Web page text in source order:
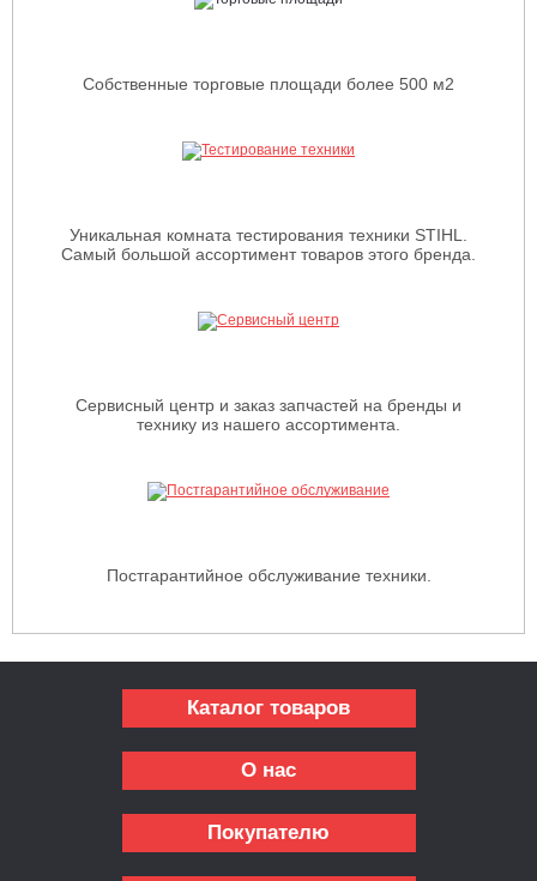
Собственные торговые площади более 500 м2
Уникальная комната тестирования техники STIHL.
Самый большой ассортимент товаров этого бренда.
Сервисный центр и заказ запчастей на бренды и
технику из нашего ассортимента.
Постгарантийное обслуживание техники.
Каталог товаров
О нас
Покупателю